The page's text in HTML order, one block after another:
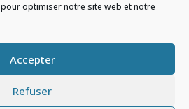
optimiser notre site web et notre
Accepter
Refuser
|
Générales de Ventes